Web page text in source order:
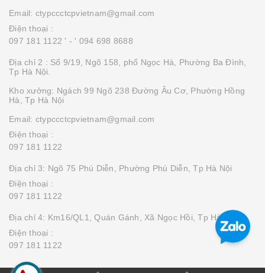
Email: ctypccctcpvietnam@gmail.com
Điện thoại :
097 181 1122 ' - ' 094 698 8688
Địa chỉ 2 : Số 9/19, Ngõ 158, phố Ngọc Hà, Phường Ba Đình,
Tp Hà Nội.
Kho xưởng: Ngách 99 Ngõ 238 Đường Âu Cơ, Phường Hồng
Hà, Tp Hà Nội
Email: ctypccctcpvietnam@gmail.com
Điện thoại :
097 181 1122
Địa chỉ 3: Ngõ 75 Phú Diễn, Phường Phú Diễn, Tp Hà Nội
Điện thoại :
097 181 1122
Địa chỉ 4: Km16/QL1, Quán Gánh, Xã Ngọc Hồi, Tp Hà Nội
Điện thoại :
097 181 1122